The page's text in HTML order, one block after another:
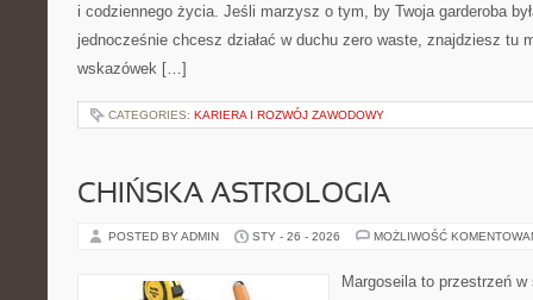
i codziennego życia. Jeśli marzysz o tym, by Twoja garderoba
jednocześnie chcesz działać w duchu zero waste, znajdziesz tu
wskazówek […]
CATEGORIES: KARIERA I ROZWÓJ ZAWODOWY
CHIŃSKA ASTROLOGIA
POSTED BY ADMIN STY - 26 - 2026 MOŻLIWOŚĆ
Margoseila to przestrzeń